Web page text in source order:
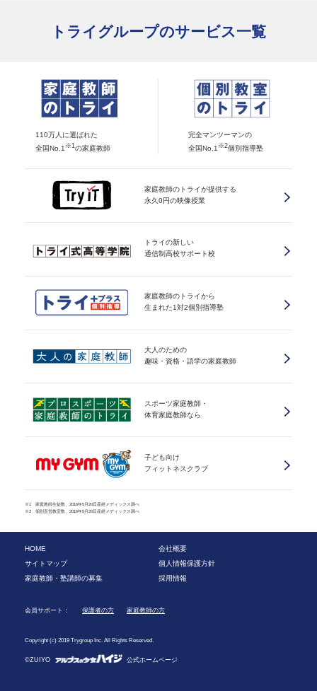
トライグループのサービス一覧
110万人に選ばれた
全国No.1 ※1 の家庭教師
完全マンツーマンの
全国No.1 ※2個別指導塾
家庭教師のトライが提供する
永久0円の映像授業
トライの新しい
通信制高校サポート校
家庭教師のトライから
生まれた1対2個別指導塾
大人のための
趣味・資格・語学の家庭教師
スポーツ家庭教師・
体育家庭教師なら
子ども向け
フィットネスクラブ
※1 家庭教師生徒数、2016年5月20日産經メディックス調べ
※2 個別直営教室数、2016年5月20日産經メディックス調べ
HOME
会社概要
サイトマップ
個人情報保護方針
家庭教師・塾講師の募集
採用情報
会員サポート： 保護者の方 家庭教師の方
Copyright (c) 2019 Trygroup Inc. All Rights Reserved.
©ZUIYO 公式ホームページ